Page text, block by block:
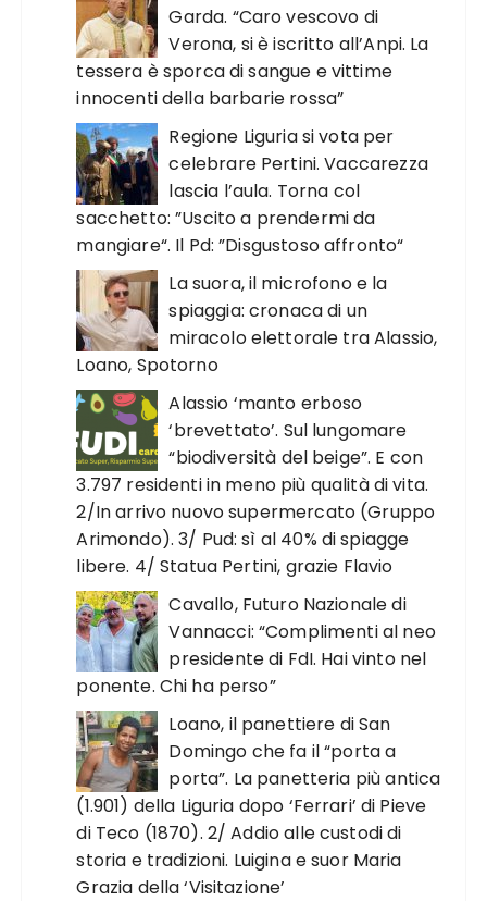
Garda. “Caro vescovo di
Verona, si è iscritto all’Anpi. La
tessera è sporca di sangue e vittime
innocenti della barbarie rossa”
Regione Liguria si vota per
celebrare Pertini. Vaccarezza
lascia l’aula. Torna col
sacchetto: ”Uscito a prendermi da
mangiare“. Il Pd: ”Disgustoso affronto“
La suora, il microfono e la
spiaggia: cronaca di un
miracolo elettorale tra Alassio,
Loano, Spotorno
Alassio ‘manto erboso
‘brevettato’. Sul lungomare
“biodiversità del beige”. E con
3.797 residenti in meno più qualità di vita.
2/In arrivo nuovo supermercato (Gruppo
Arimondo). 3/ Pud: sì al 40% di spiagge
libere. 4/ Statua Pertini, grazie Flavio
Cavallo, Futuro Nazionale di
Vannacci: “Complimenti al neo
presidente di FdI. Hai vinto nel
ponente. Chi ha perso”
Loano, il panettiere di San
Domingo che fa il “porta a
porta”. La panetteria più antica
(1.901) della Liguria dopo ‘Ferrari’ di Pieve
di Teco (1870). 2/ Addio alle custodi di
storia e tradizioni. Luigina e suor Maria
Grazia della ‘Visitazione’